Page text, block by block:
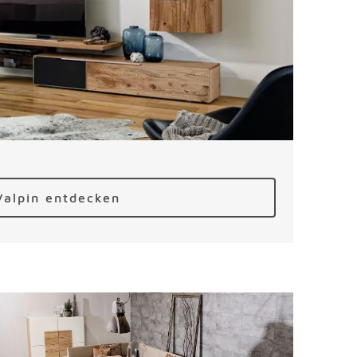
entdecken